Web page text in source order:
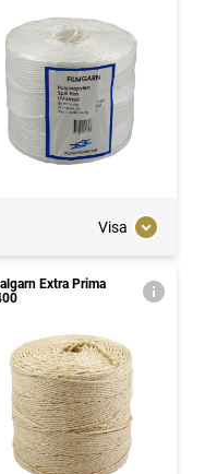
Visa
Extra Prima